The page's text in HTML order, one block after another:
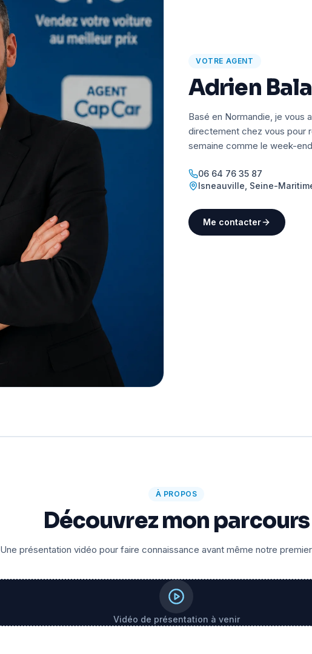
VOTRE AGENT
Adrien
Basé en Normandie, je vous
directement chez vous pour
semaine comme le week-
06 64 76 35 87
Isneauville Seine-
Me contacter
À PROPOS
Découvrez mon parcours
Une présentation vidéo pour faire connaissance avant même notre
Vidéo de présentation à venir